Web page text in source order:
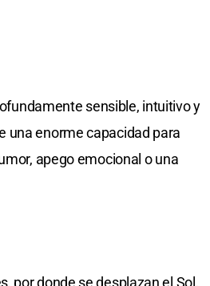
sensible, intuitivo y
una enorme capacidad para
apego emocional o una